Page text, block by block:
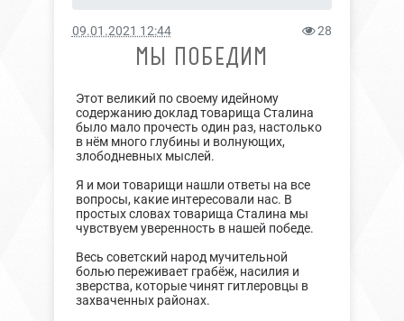
09.01.2021 12:44 28
МЫ ПОБЕДИМ
Этот великий по своему идейному
содержанию доклад товарища Сталина
было мало прочесть один раз, настолько
в нём много глубины и волнующих,
злободневных мыслей.
Я и мои товарищи нашли ответы на все
вопросы, какие интересовали нас. В
простых словах товарища Сталина мы
чувствуем уверенность в нашей победе.
Весь советский народ мучительной
болью переживает грабёж, насилия и
зверства, которые чинят гитлеровцы в
захваченных районах.